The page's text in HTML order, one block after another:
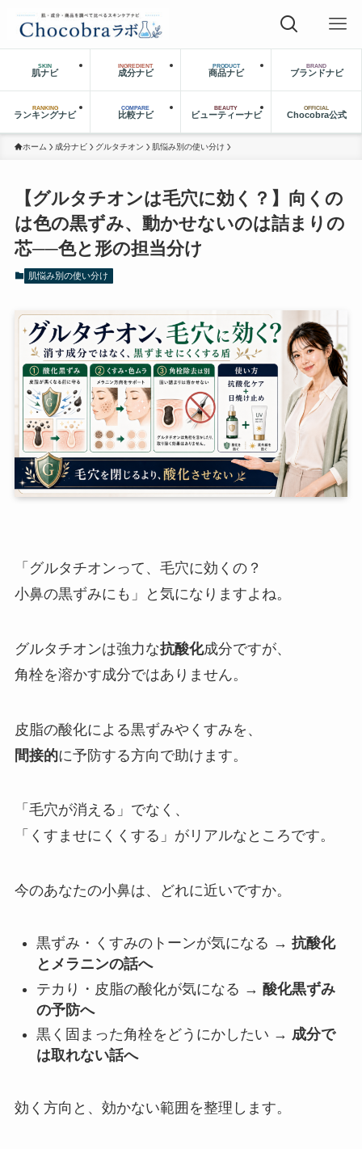
SKIN
肌ナビ
INGREDIENT
成分ナビ
PRODUCT
商品ナビ
BRAND
ブランドナビ
RANKING
ランキングナビ
COMPARE
比較ナビ
BEAUTY
ビューティーナビ
OFFICIAL
Chocobra公式
ホーム 成分ナビ グルタチオン 肌悩み別の使い分け
【グルタチオンは毛穴に効く？】向くの
は色の黒ずみ、動かせないのは詰まりの
芯──色と形の担当分け
肌悩み別の使い分け
「グルタチオンって、毛穴に効くの？
小鼻の黒ずみにも」と気になりますよね。
グルタチオンは強力な抗酸化成分ですが、
角栓を溶かす成分ではありません。
皮脂の酸化による黒ずみやくすみを、
間接的に予防する方向で助けます。
「毛穴が消える」でなく、
「くすませにくくする」がリアルなところです。
今のあなたの小鼻は、どれに近いですか。
黒ずみ・くすみのトーンが気になる → 抗酸化
とメラニンの話へ
テカり・皮脂の酸化が気になる → 酸化黒ずみ
の予防へ
黒く固まった角栓をどうにかしたい → 成分で
は取れない話へ
効く方向と、効かない範囲を整理します。